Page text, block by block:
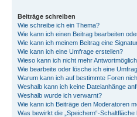
Beiträge schreiben
Wie schreibe ich ein Thema?
Wie kann ich einen Beitrag bearbeiten
Wie kann ich meinem Beitrag eine
Wie kann ich eine Umfrage erstellen?
Wieso kann ich nicht mehr
Wie bearbeite oder lösche ich eine
Warum kann ich auf bestimmte Foren
Weshalb kann ich keine Dateianhänge
Weshalb wurde ich verwarnt?
Wie kann ich Beiträge den Moderatoren
Was bewirkt die „Speichern“-